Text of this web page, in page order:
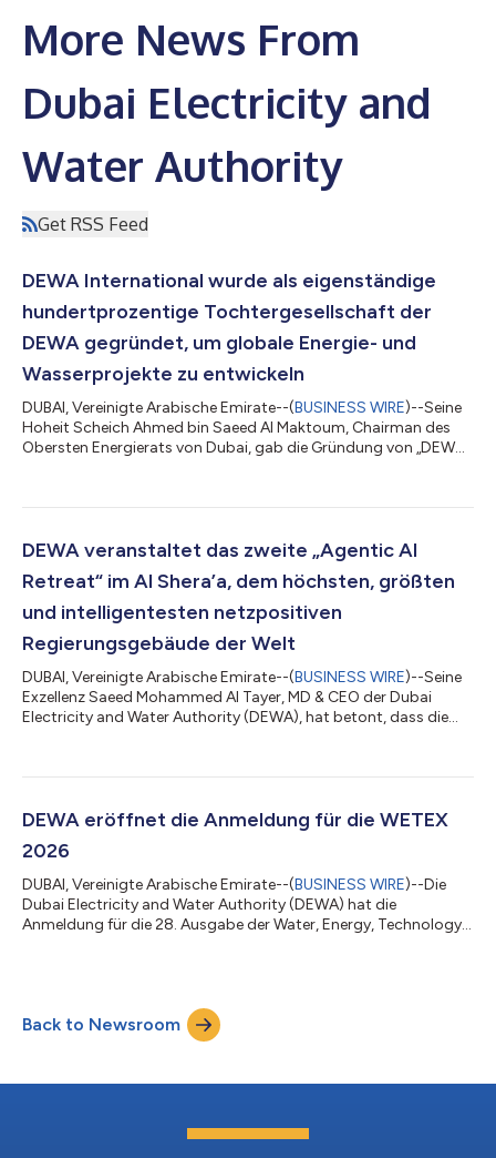
More News From
Dubai Electricity and
Water Authority
Get RSS Feed
DEWA International wurde als eigenständige
hundertprozentige Tochtergesellschaft der
DEWA gegründet, um globale Energie- und
Wasserprojekte zu entwickeln
DUBAI, Vereinigte Arabische Emirate--(BUSINESS WIRE)--Seine
Hoheit Scheich Ahmed bin Saeed Al Maktoum, Chairman des
Obersten Energierats von Dubai, gab die Gründung von „DEWA
Authority (DEWA). Das Unternehmen hat sich zum Ziel gesetzt,
Energien zu entwickeln und Dubais erfolgreiches Modell für die
DEWA veranstaltet das zweite „Agentic AI
Retreat“ im Al Shera’a, dem höchsten, größten
und intelligentesten netzpositiven
Regierungsgebäude der Welt
DUBAI, Vereinigte Arabische Emirate--(BUSINESS WIRE)--Seine
Exzellenz Saeed Mohammed Al Tayer, MD & CEO der Dubai
Electricity and Water Authority (DEWA), hat betont, dass die
Dubais Stellung als Stadt der Zukunft zu festigen. Er äußerte
Executive Retreat“ in Al Shera’a, dem neuen Hauptsitz der
DEWA eröffnet die Anmeldung für die WETEX
2026
DUBAI, Vereinigte Arabische Emirate--(BUSINESS WIRE)--Die
Dubai Electricity and Water Authority (DEWA) hat die
Anmeldung für die 28. Ausgabe der Water, Energy, Technology
Art und die größte in der Region, wird von der DEWA unter der
Schirmherrschaft Seiner Hoheit Scheich Mohammed bin Rashid
Al Maktoum, Vizepräsident u...
Back to Newsroom